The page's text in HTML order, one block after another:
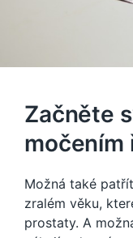
Začněte
močením
Možná také
zralém věku,
prostaty. A